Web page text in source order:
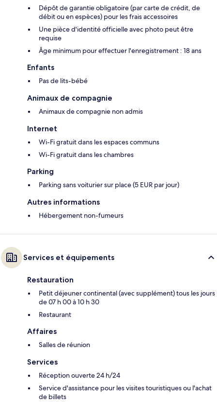
Dépôt de garantie obligatoire (par carte de crédit, de
débit ou en espèces) pour les frais accessoires
Une pièce d'identité officielle avec photo peut être
requise
Âge minimum pour effectuer l'enregistrement : 18 ans
Enfants
Pas de lits-bébé
Animaux de compagnie
Animaux de compagnie non admis
Internet
Wi-Fi gratuit dans les espaces communs
Wi-Fi gratuit dans les chambres
Parking
Parking sans voiturier sur place (5 EUR par jour)
Autres informations
Hébergement non-fumeurs
Services et équipements
Restauration
Petit déjeuner continental (avec supplément) tous les jours
de 07 h 00 à 10 h 30
Restaurant
Affaires
Salles de réunion
Services
Réception ouverte 24 h/24
Service d'assistance pour les visites touristiques ou l'achat
de billets